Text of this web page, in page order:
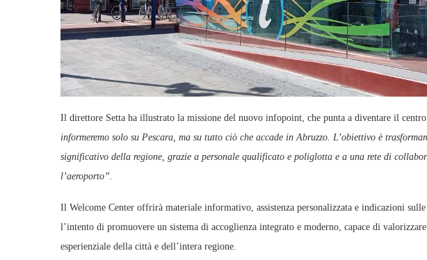
Il direttore Setta ha illustrato la missione del nuovo infopoint, che punta a diventare il
informeremo solo su Pescara, ma su tutto ciò che accade in Abruzzo. L’obiettivo è
significativo della regione, grazie a personale qualificato e poliglotta e a una rete di
l’aeroporto”.
Il Welcome Center offrirà materiale informativo, assistenza personalizzata e indicazioni
l’intento di promuovere un sistema di accoglienza integrato e moderno, capace di
esperienziale della città e dell’intera regione.